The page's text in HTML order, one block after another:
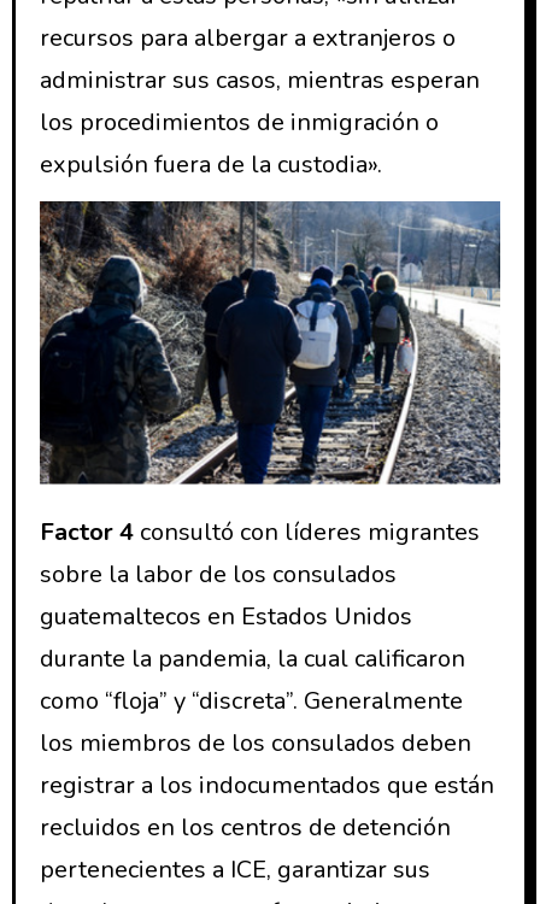
recursos para albergar a extranjeros o
administrar sus casos, mientras esperan
los procedimientos de inmigración o
expulsión fuera de la custodia».
Factor 4consultó con líderes migrantes
sobre la labor de los consulados
guatemaltecos en Estados Unidos
durante la pandemia, la cual calificaron
como “floja” y “discreta”. Generalmente
los miembros de los consulados deben
registrar a los indocumentados que están
recluidos en los centros de detención
pertenecientes a ICE, garantizar sus